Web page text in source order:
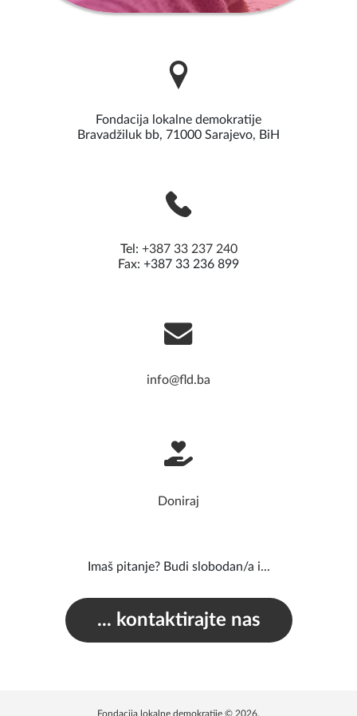
Fondacija lokalne demokratije
Bravadžiluk bb, 71000 Sarajevo, BiH
Tel: +387 33 237 240
Fax: +387 33 236 899
info@fld.ba
Doniraj
Imaš pitanje? Budi slobodan/a i...
... kontaktirajte nas
Fondacija lokalne demokratije © 2026.